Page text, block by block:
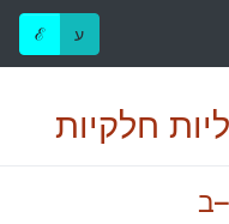
ℰ ע
חלקיות